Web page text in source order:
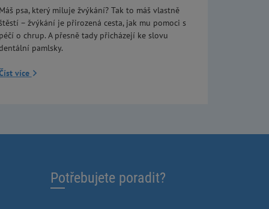
Máš psa, který miluje žvýkání? Tak to máš vlastně
– žvýkání je přirozená cesta, jak mu pomoci s
péčí o chrup. A přesně tady přicházejí ke slovu
pamlsky.
více
Potřebujete poradit?